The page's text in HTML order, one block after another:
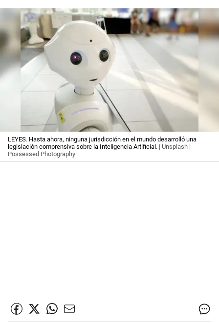
LEYES. Hasta ahora, ninguna jurisdicción en el mundo desarrolló una
legislación comprensiva sobre la Inteligencia Artificial. | Unsplash |
Possessed Photography